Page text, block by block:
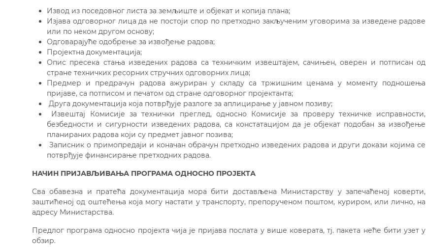
Извод из поседовног листа за земљиште и објекат и копија плана;
Изјава одговорног лица да не постоји спор по претходно закљученим уговорима за изведене радове
или по неком другом основу;
Одговарајуће одобрење за извођење радова;
Пројектна документација;
Опис пресека стања изведених радова са техничким извештајем, сачињен, оверен и потписан од
стране техничких ресорних стручних одговорних лица;
Предмер и предрачун радова ажуриран у складу са тржишним ценама у моменту подношења
пријаве, са потписом и печатом од стране одговорног пројектанта;
Друга документација која потврђује разлоге за аплицирање у јавном позиву;
Извештај Комисије за технички преглед, односно Комисије за проверу техничке исправности,
безбедности и сигурности изведених радова, са констатацијом да је објекат подобан за извођење
планираних радова који су предмет јавног позива;
Записник о примопредаји и коначан обрачун претходно изведених радова и други докази којима се
потврђује финансирање претходних радова.
НАЧИН ПРИЈАВЉИВАЊА ПРОГРАМА ОДНОСНО ПРОЈЕКТА
Сва обавезна и пратећа документација мора бити достављена Министарству у запечаћеној коверти,
заштићеној од оштећења која могу настати у транспорту, препорученом поштом, куриром, или лично, на
адресу Министарства.
Предлог програма односно пројекта чија је пријава послата у више коверата, тј. пакета неће бити узет у
обзир.